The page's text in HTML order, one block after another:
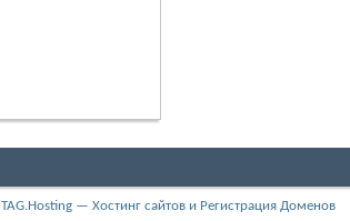
TAG.Hosting — Хостинг сайтов и Регистрация Доменов